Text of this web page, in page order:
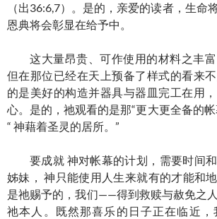
（出36:6,7）。是的，亲爱的读者，生命
恩典将会彰显在给予中。
这大量昂贵、可作使用的材料之丰
但在那位已经在天上预备了样式的看来
的是美好的构造并器具与器皿完工在用
心。是的，祂观看的是那“更大更全备的
“ 神藉着圣灵的居所。”
要成就 神对帐幕的计划，需要时间
姊妹， 神只能使用人生来就有的才能和
是祂赐予的，我们——得到救赎与赦免之
祂本人。既然那喜乐的日子正在临近